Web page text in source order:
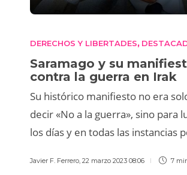
DERECHOS Y LIBERTADES,
Saramago y su
contra la guerra en Irak
Su histórico manifiesto no era
decir «No a la guerra», sino para
los días y en todas las instancias
Javier F. Ferrero 22 marzo 2023 08:06 7